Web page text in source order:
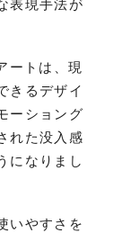
表現手法が
ートは、現
きるデザイ
ーショング
れた没入感
になりまし
いやすさを